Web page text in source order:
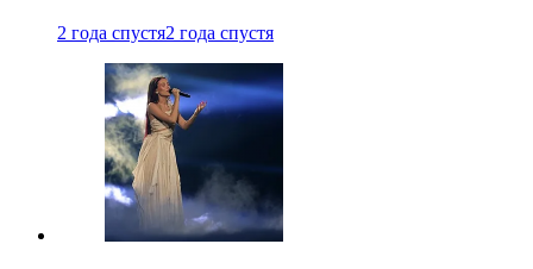
2 года спустя2 года спустя